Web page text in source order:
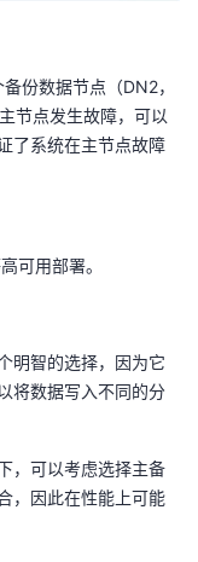
份数据节点（DN2，
节点发生故障，可以
了系统在主节点故障
可用部署。
明智的选择，因为它
将数据写入不同的分
，可以考虑选择主备
，因此在性能上可能